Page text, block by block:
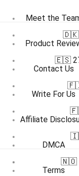
Meet the
Product
Contact Us
Write For Us
Affiliate
DMCA
Terms
🇩🇰
🇪🇸 27
🇫🇮
🇳🇴